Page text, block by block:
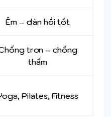
Êm – đàn hồi tốt
trơn – chống
thấm
Pilates, Fitness